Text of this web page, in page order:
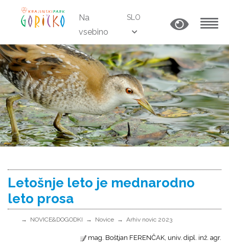
Na
vsebino
SLO
Letošnje leto je mednarodno
leto prosa
NOVICE&DOGODKI Novice Arhiv novic 2023
mag. Boštjan FERENČAK, univ. dipl. inž. agr.